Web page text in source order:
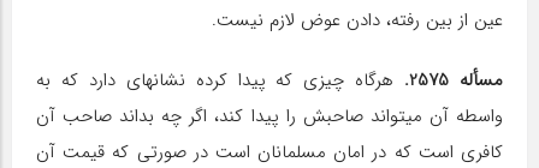
عین از بین رفته، دادن عوض لازم نیست.
مسأله 2575.
هرگاه چیزی که پیدا کرده نشانه‎ای دارد که به
واسطه آن می‎تواند صاحبش را پیدا کند، اگر چه بداند صاحب آن
کافری است که در امان مسلمانان است در صورتی که قیمت آن